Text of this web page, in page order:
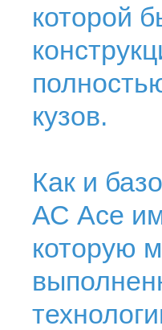
которой
кузов.
Как и
АС Асе
которую